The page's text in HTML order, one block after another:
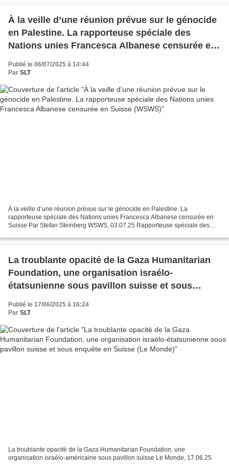
À la veille d’une réunion prévue sur le génocide
en Palestine. La rapporteuse spéciale des
Nations unies Francesca Albanese censurée en
Publié le 06/07/2025 à 14:44
Par SLT
À la veille d’une réunion prévue sur le génocide en Palestine. La
rapporteuse spéciale des Nations unies Francesca Albanese censurée en
Suisse Par Stefan Steinberg WSWS, 03.07.25 Rapporteuse spéciale des
La troublante opacité de la Gaza Humanitarian
Foundation, une organisation israélo-
étatsunienne sous pavillon suisse et sous
enquête en Suisse (Le Monde)
Publié le 17/06/2025 à 16:24
Par SLT
La troublante opacité de la Gaza Humanitarian Foundation, une
organisation israélo-américaine sous pavillon suisse Le Monde, 17.06.25